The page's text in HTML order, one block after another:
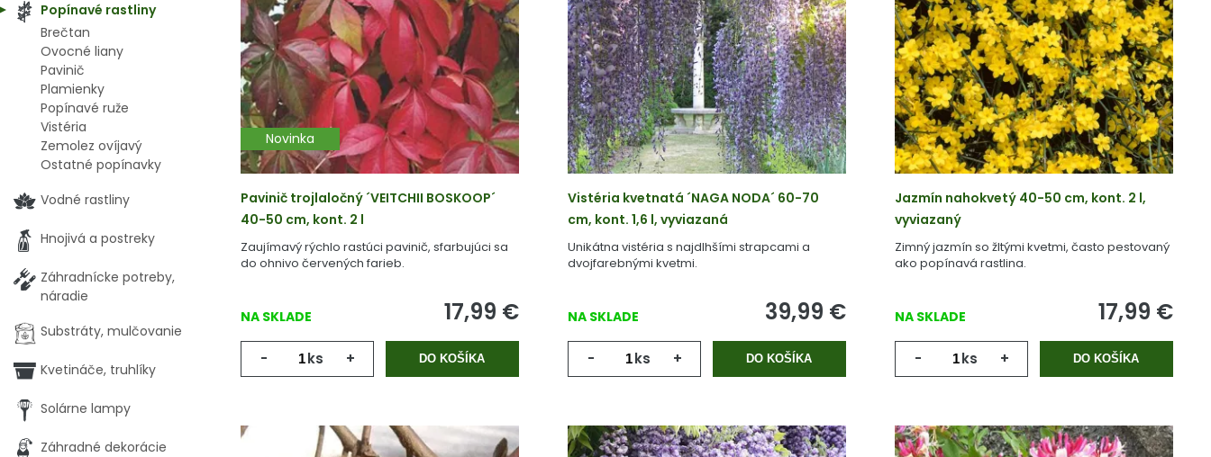
Novinka
Pavinič trojlaločný ´VEITCHII BOSKOOP´
40-50 cm, kont. 2 l
Zaujímavý rýchlo rastúci pavinič, sfarbujúci sa
do ohnivo červených farieb.
NA SKLADE 17,99 €
- ks + DO KOŠÍKA
Vistéria kvetnatá ´NAGA NODA´ 60-70
cm, kont. 1,6 l, vyviazaná
Unikátna vistéria s najdlhšími strapcami a
dvojfarebnými kvetmi.
NA SKLADE 39,99 €
- ks + DO KOŠÍKA
Jazmín nahokvetý 40-50 cm, kont. 2 l,
vyviazaný
Zimný jazmín so žltými kvetmi, často pestovaný
ako popínavá rastlina.
NA SKLADE 17,99 €
- ks + DO KOŠÍKA
Popínavé rastliny
Brečtan
Ovocné liany
Pavinič
Plamienky
Popínavé ruže
Vistéria
Zemolez ovíjavý
Ostatné popínavky
Vodné rastliny
Hnojivá a postreky
Záhradnícke potreby,
náradie
Substráty, mulčovanie
Kvetináče, truhlíky
Solárne lampy
Záhradné dekorácie